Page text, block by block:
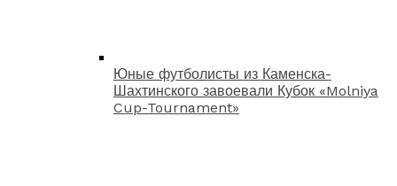
Юные футболисты из Каменска-
Шахтинского завоевали Кубок «Molniya
Cup-Tournament»